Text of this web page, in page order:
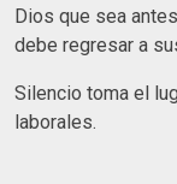
Dios que sea
debe regresar a
Silencio toma el
laborales.